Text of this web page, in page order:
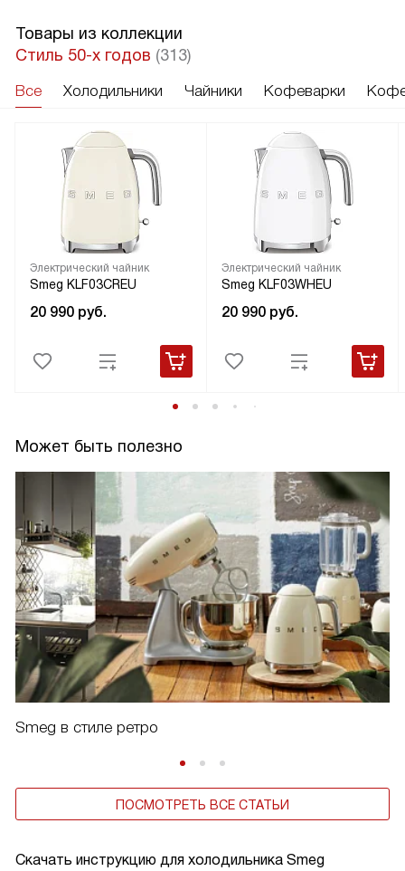
Скачать инструкцию для холодильника Smeg
Товары из коллекции
Стиль 50-х годов (313)
Все Холодильники Чайники Кофеварки
Электрический чайник
Smeg KLF03CREU
20 990 руб.
Электрический чайник
Smeg KLF03WHEU
20 990 руб.
Может быть полезно
Smeg в стиле ретро
ПОСМОТРЕТЬ ВСЕ СТАТЬИ